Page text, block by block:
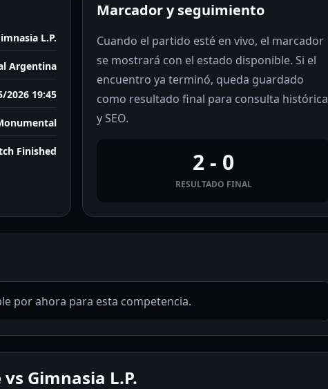
L.P.
Argentina
2026 19:45
Finished
Marcador y seguimiento
Cuando el partido esté en vivo, el marcador
se mostrará con el estado disponible. Si el
encuentro ya terminó, queda guardado
como resultado final para consulta histórica
y SEO.
2 - 0
RESULTADO FINAL
por ahora para esta competencia.
Gimnasia L.P.